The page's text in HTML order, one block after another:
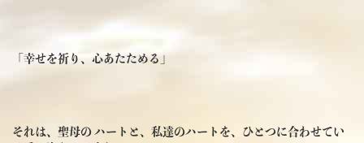
「幸せを祈り、心あたためる」
それは、聖母の ハートと、私達のハートを、ひとつに合わせてい